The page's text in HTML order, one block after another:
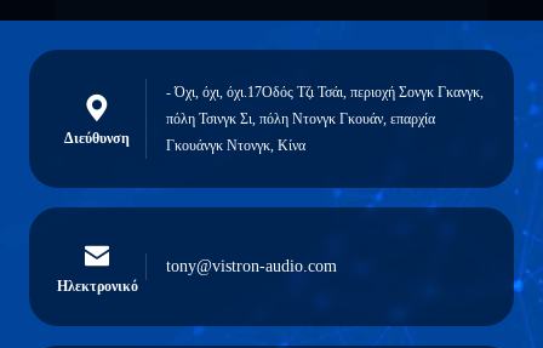
Διεύθυνση
- Όχι, όχι, όχι.17Οδός Τζι Τσάι, περιοχή Σονγκ Γκανγκ,
πόλη Τσινγκ Σι, πόλη Ντονγκ Γκουάν, επαρχία
Γκουάνγκ Ντονγκ, Κίνα
Ηλεκτρονικό
tony@vistron-audio.com